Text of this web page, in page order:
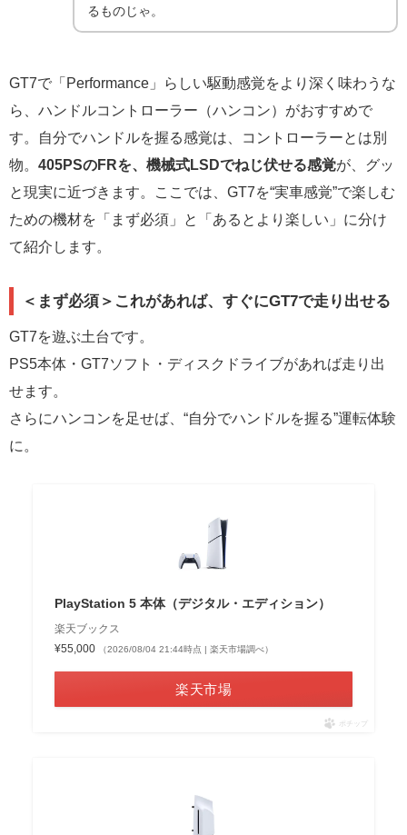
るものじゃ。
GT7で「Performance」らしい駆動感覚をより深く味わうな
ら、ハンドルコントローラー（ハンコン）がおすすめで
す。自分でハンドルを握る感覚は、コントローラーとは別
物。 405PSのFRを、機械式LSDでねじ伏せる感覚が、グッ
と現実に近づきます。ここでは、GT7を“実車感覚”で楽しむ
ための機材を「まず必須」と「あるとより楽しい」に分け
て紹介します。
＜まず必須＞これがあれば、すぐにGT7で走り出せる
GT7を遊ぶ土台です。
PS5本体・GT7ソフト・ディスクドライブがあれば走り出
せます。
さらにハンコンを足せば、“自分でハンドルを握る”運転体験
に。
PlayStation 5 本体（デジタル・エディション）
楽天ブックス
¥55,000
（2026/08/04 21:44時点 | 楽天市場調べ）
楽天市場
ポチップ